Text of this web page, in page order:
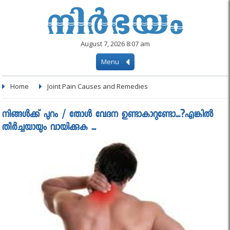
August 7, 2026 8:07 am
Menu
Home Joint Pain Causes and Remedies
നിങ്ങൾക്ക് പുറം / തോൾ വേദന ഉണ്ടാകാറുണ്ടോ...?എങ്കിൽ
തീർച്ചയായും വായിക്കുക ...